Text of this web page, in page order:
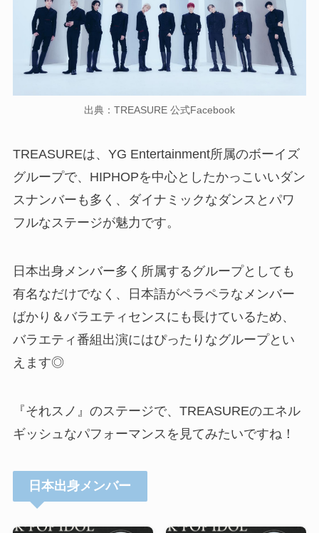
出典：TREASURE 公式Facebook
TREASUREは、YG Entertainment所属のボーイズ
グループで、HIPHOPを中心としたかっこいいダン
スナンバーも多く、ダイナミックなダンスとパワ
フルなステージが魅力です。
日本出身メンバー多く所属するグループとしても
有名なだけでなく、日本語がペラペラなメンバー
ばかり＆バラエティセンスにも長けているため、
バラエティ番組出演にはぴったりなグループとい
えます◎
『それスノ』のステージで、TREASUREのエネル
ギッシュなパフォーマンスを見てみたいですね！
日本出身メンバー